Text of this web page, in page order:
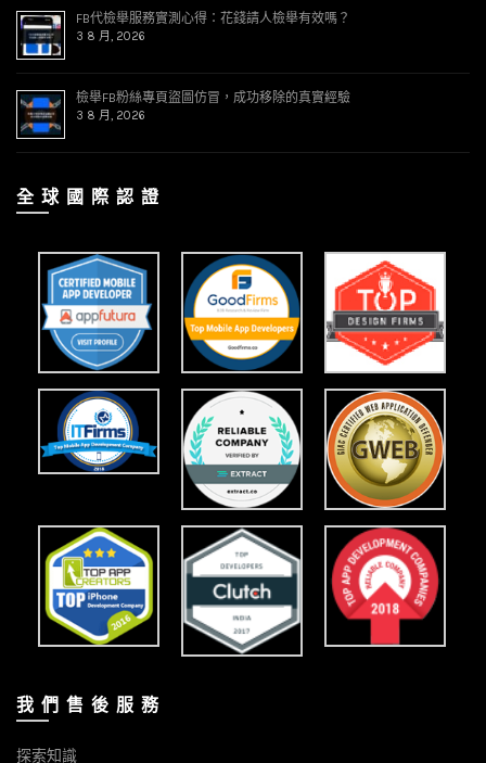
FB代檢舉服務實測心得：花錢請人檢舉有效嗎？
3 8 月, 2026
檢舉FB粉絲專頁盜圖仿冒，成功移除的真實經驗
3 8 月, 2026
全 球 國 際 認 證
我 們 售 後 服 務
探索知識